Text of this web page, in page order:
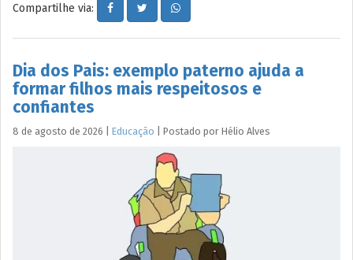
Compartilhe via:
Dia dos Pais: exemplo paterno ajuda a
formar filhos mais respeitosos e
confiantes
8 de agosto de 2026 Educação Postado por Hélio Alves